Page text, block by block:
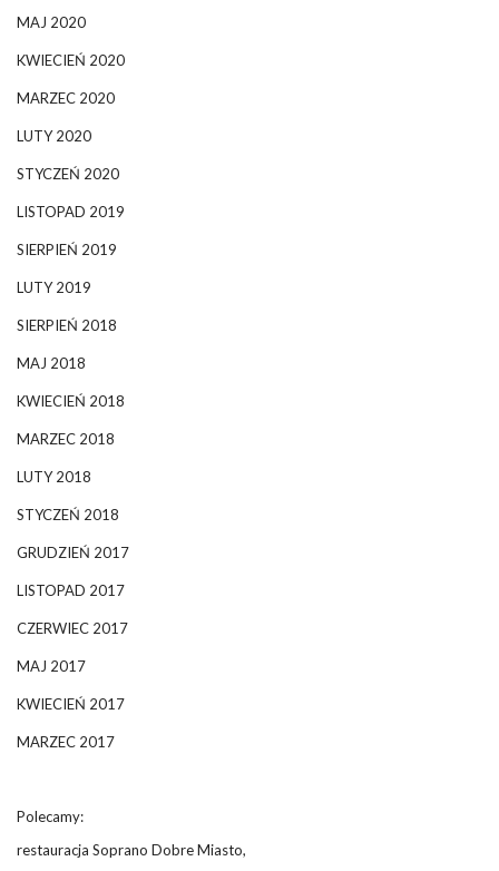
MAJ 2020
KWIECIEŃ 2020
MARZEC 2020
LUTY 2020
STYCZEŃ 2020
LISTOPAD 2019
SIERPIEŃ 2019
LUTY 2019
SIERPIEŃ 2018
MAJ 2018
KWIECIEŃ 2018
MARZEC 2018
LUTY 2018
STYCZEŃ 2018
GRUDZIEŃ 2017
LISTOPAD 2017
CZERWIEC 2017
MAJ 2017
KWIECIEŃ 2017
MARZEC 2017
Polecamy:
restauracja Soprano Dobre Miasto,